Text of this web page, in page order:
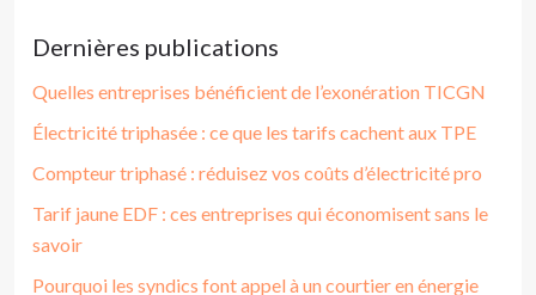
Dernières publications
Quelles entreprises bénéficient de l’exonération TICGN
Électricité triphasée : ce que les tarifs cachent aux TPE
Compteur triphasé : réduisez vos coûts d’électricité pro
Tarif jaune EDF : ces entreprises qui économisent sans le
savoir
Pourquoi les syndics font appel à un courtier en énergie